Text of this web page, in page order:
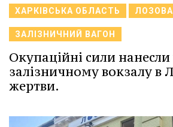
ХАРКІВСЬКА ОБЛАСТЬ ЛОЗОВА
ЗАЛІЗНИЧНИЙ ВАГОН
Окупаційні сили
залізничному вокзалу в
жертви.